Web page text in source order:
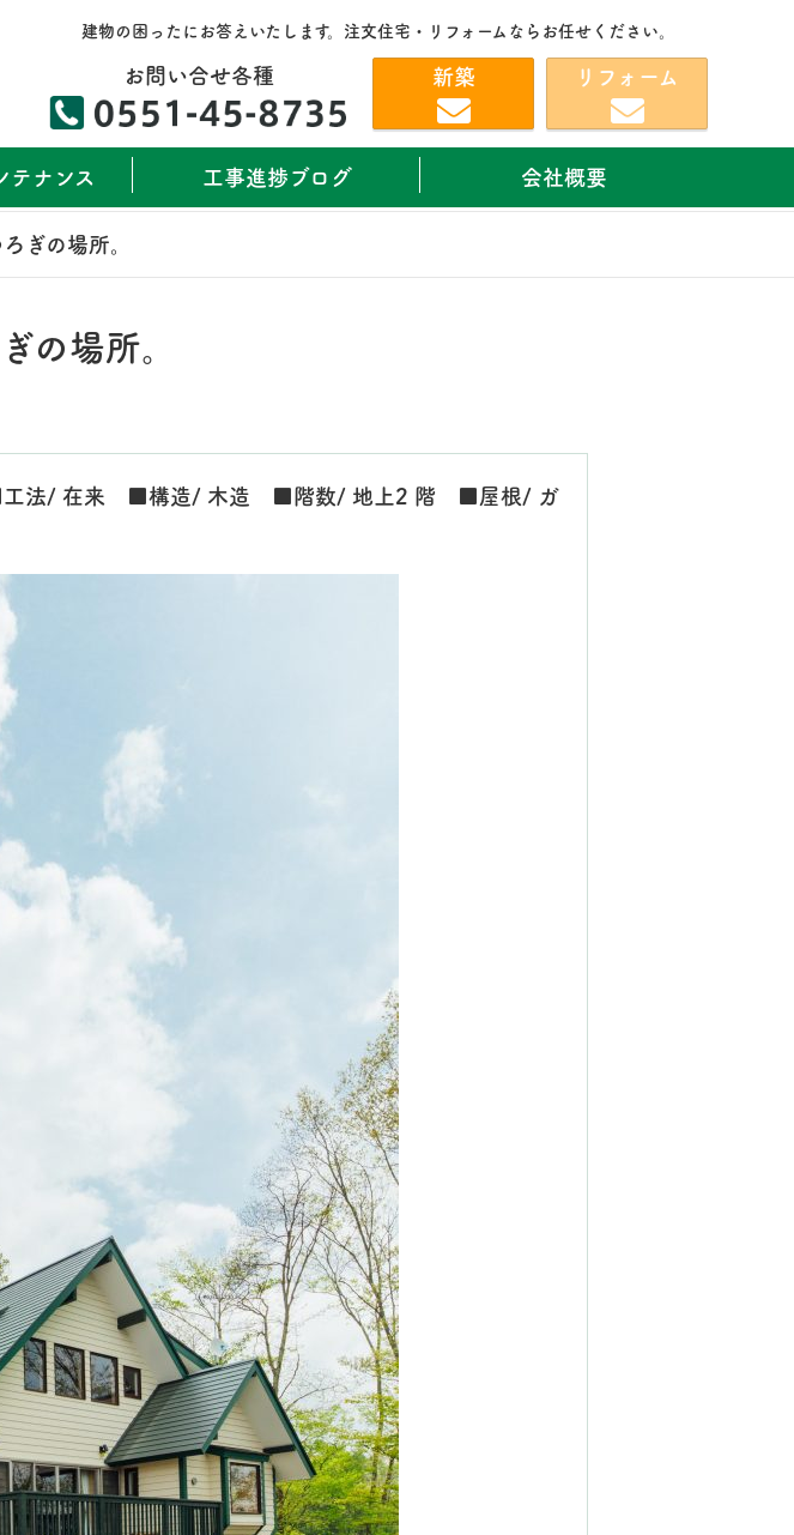
建物の困ったにお答えいたします。注文住宅・リフォームならお任せください。
お問い合せ各種 新築 リフォーム
テナンス 工事進捗ブログ 会社概要
ぎの場所。
の場所。
法/ 在来 ■構造/ 木造 ■階数/ 地上2 階 ■屋根/ ガ